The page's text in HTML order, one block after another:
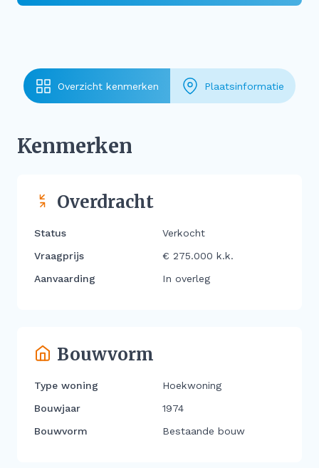
Overzicht kenmerken Plaatsinformatie
Kenmerken
Overdracht
Status
Verkocht
Vraagprijs
€ 275.000 k.k.
Aanvaarding
In overleg
Bouwvorm
Type woning
Hoekwoning
Bouwjaar
1974
Bouwvorm
Bestaande bouw